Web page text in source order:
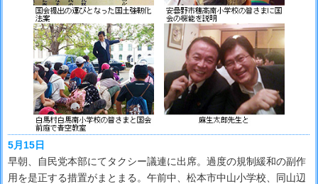
5月15日
早朝、自民党本部にてタクシー議連に出席。過度の規制緩和の副作
用を是正する措置がまとまる。午前中、松本市中山小学校、同山辺